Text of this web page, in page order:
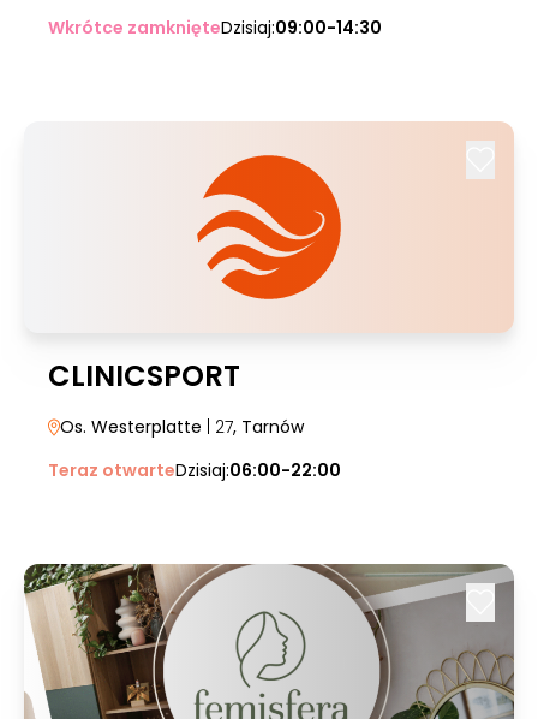
Wkrótce zamknięteDzisiaj:09:00-14:30
CLINICSPORT
Os. Westerplatte | 27, Tarnów
Teraz otwarteDzisiaj:06:00-22:00